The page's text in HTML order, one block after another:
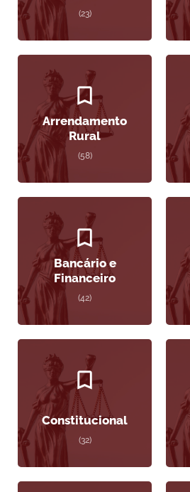
(23)
Arrendamento
Rural
(58)
Bancário e
Financeiro
(42)
Constitucional
(32)